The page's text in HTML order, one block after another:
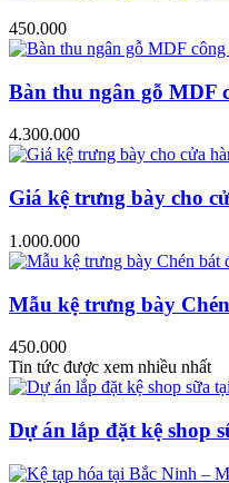
450.000
Bàn thu ngân gỗ MDF
4.300.000
Giá kệ trưng bày cho
1.000.000
Mẫu kệ trưng bày
450.000
Tin tức được xem nhiều nhất
Dự án lắp đặt kệ shop